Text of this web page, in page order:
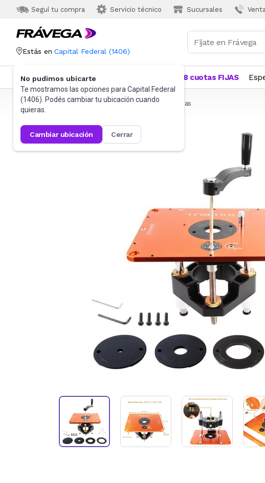
Seguí tu compra Servicio técnico Sucursales
Estás en Capital Federal (1406)
No pudimos ubicarte
Te mostramos las opciones para Capital Federal
(1406). Podés cambiar tu ubicación cuando
quieras.
cambiar ubicación cerrar
Categorías Más Vendidos 18 cuotas FIJAS
Frávega Herramientas y Construcción Herramientas